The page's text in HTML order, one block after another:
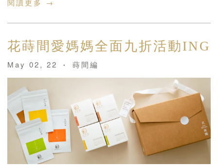
閱讀更多 →
花蒔間愛媽媽全面九折活動ING
May 02, 22 • 蒔間編